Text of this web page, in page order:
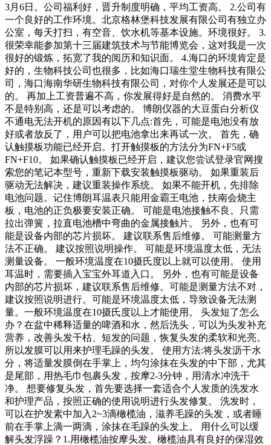
3月6日。公司福利好，晋升制度明确，平均工资高。 2.公司有
一个良好的工作环境。北京格林堡科技发展有限公司有独立办
公室，每天打扫，有空音、饮水机等基本设施。环境很好。 3.
很荣幸能参加第十三届建筑技术与节能博览会，这对我是一次
很好的锻炼，拓宽了我的阅历和知识面。 4.海口的环境肯定是
好的，生物科技公司也很多，比如海口瑞生堂生物科技有限公
司，海口海南华研生物科技有限公司，对你个人发展还是可以
的。 再加上工资普遍不高，你发展得好是自然的。 消费水平
不是特别高，还是可以考虑的。 博朗仪器的大豆蛋白分析仪
不通电无法开机的原因有以下几点:首先，可能是电池没有放
好或者放反了，用户可以把电池拿出来再试一次。 首先，确
认触摸板功能已经开启。打开触摸板的方法分为FN+F5或
FN+F10。 如果确认触摸板已经开启，建议您尝试登录官网搜
索您的笔记本型号，重新下载安装触摸板驱动。 如果重装后
驱动无法解决，建议重装操作系统。 如果不能开机，先排除
电池问题。记住博朗耳温表只能用金霸王电池，扶南会烧主
板，电池的正负极要安装正确。 可能是电池接触不良。只需
拉出弹簧，拉直电池槽中弯曲的金属接触片。 另外，也有可
能是设备内部的芯片损坏。 建议联系售后维修。 可能测量方
法不正确。 建议按照说明操作。 可能是环境温度太低，无法
测量设备。 一般环境温度在10摄氏度以上就可以使用。 使用
耳温时，需要插入宝宝外耳道入口。 另外，也有可能是设备
内部的芯片损坏，建议联系售后维修。可能是测量方法不对，
建议按照说明进行。可能是环境温度太低，导致设备无法测
量。一般环境温度在10摄氏度以上才能使用。 头发短了怎么
办？在盆中稀释适量的啤酒和水，然后洗头，可以为头发补充
营养，改善头发干枯、短发的问题，恢复头发的柔软和光亮。
所以发膜可以用来护理毛躁的头发。 使用方法:将头发沥干水
分，将适量发膜倒在手掌上，均匀涂抹在头发的中下部，尤其
是尾部，用热毛巾包裹头发，按摩2-3分钟，用清水冲洗干
净。 想要修复头发，首先要选择一套适合个人发质的洗发水
和护理产品，按照正确的使用说明进行头发修复。 洗发时，
可以在护发素中加入2~3滴橄榄油，滋养毛躁的头发，或者睡
前在手掌上滴一两滴，涂抹在毛躁的头发上。 用什么可以缓
解头发浮躁？1.用橄榄油按摩头发。橄榄油具有良好的保湿效